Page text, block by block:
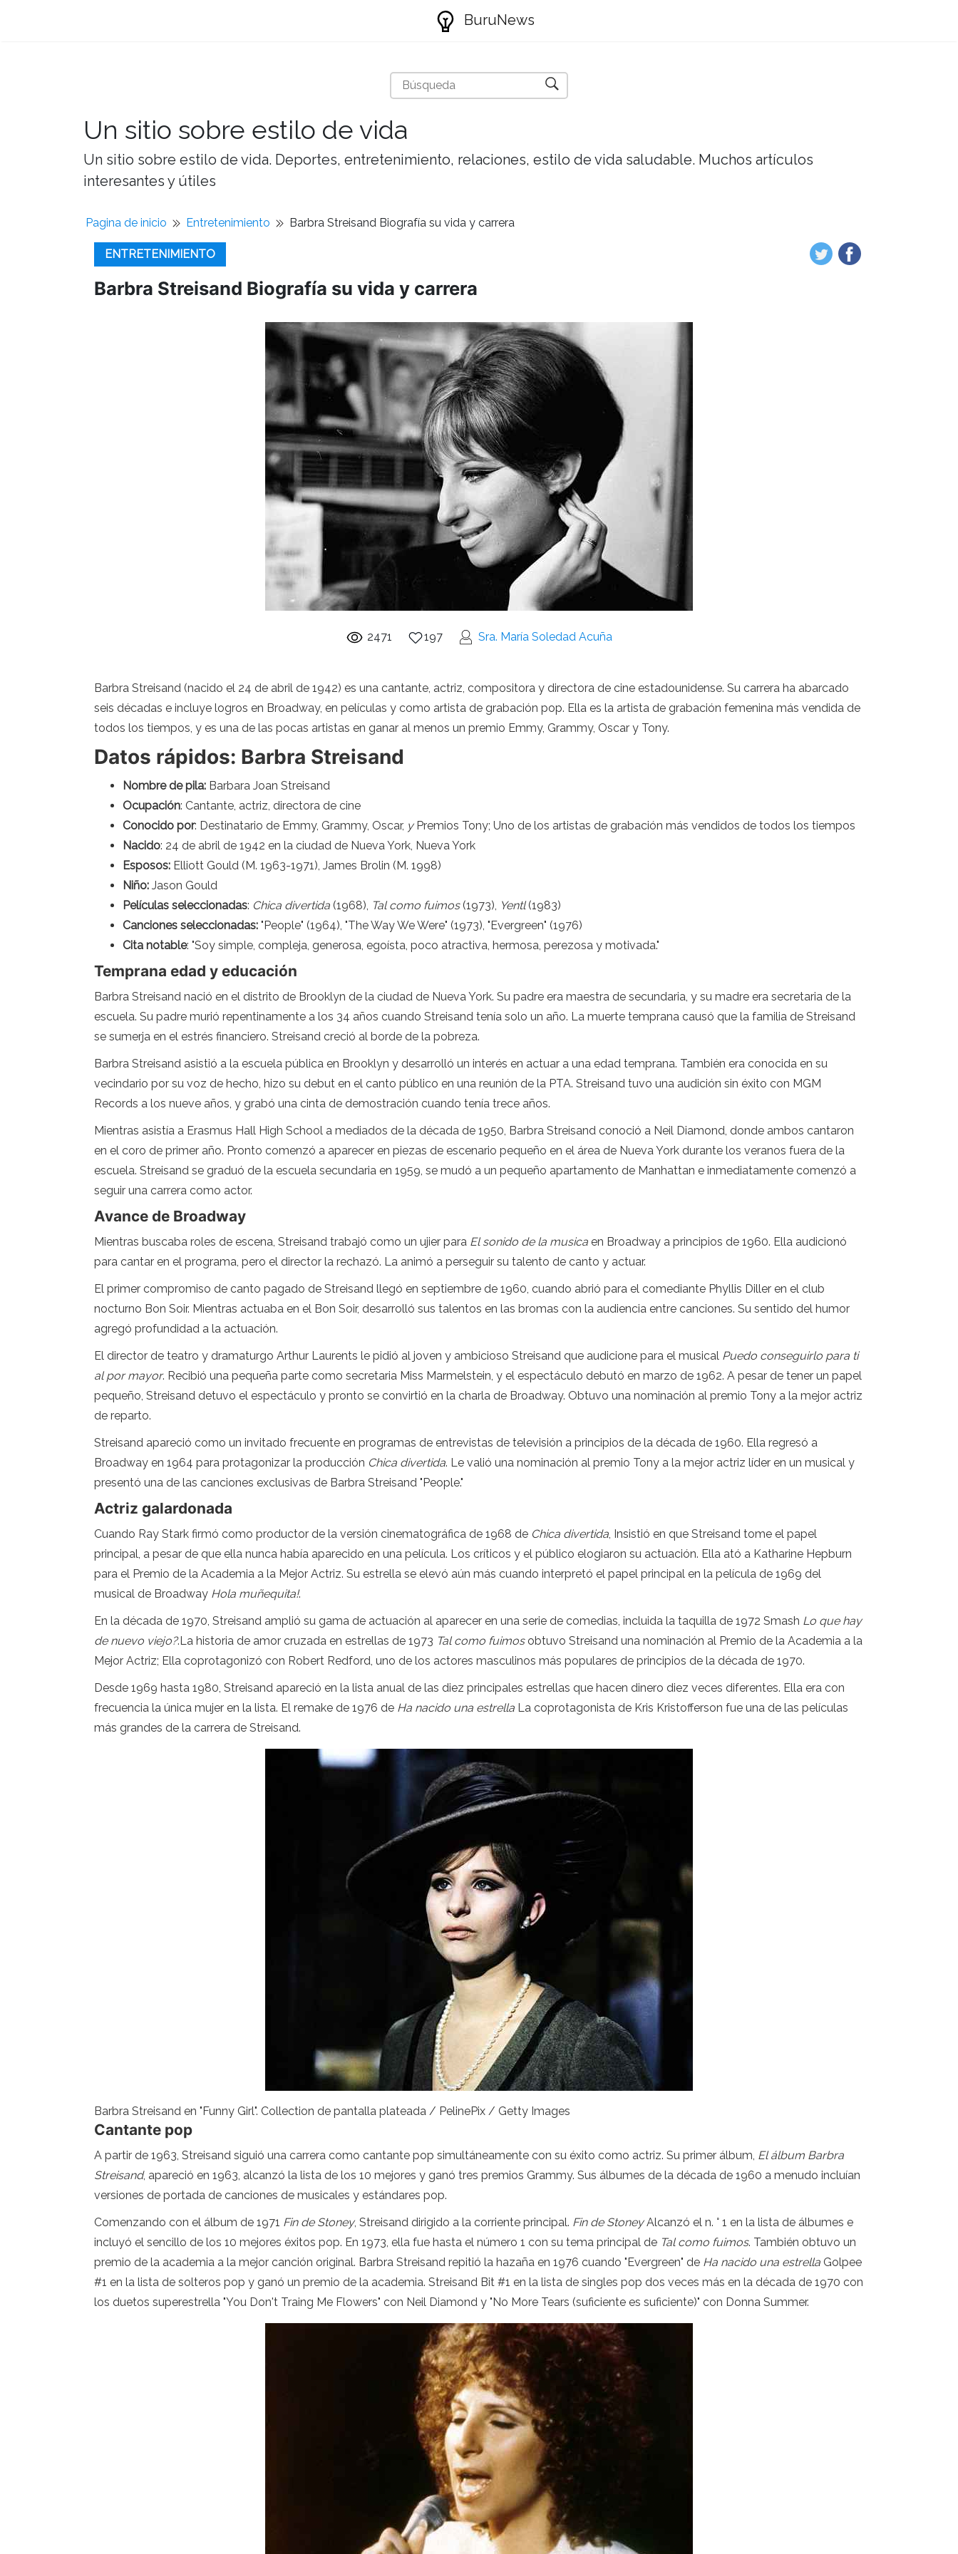
BuruNews
Un sitio sobre estilo de vida
Un sitio sobre estilo de vida. Deportes, entretenimiento, relaciones, estilo de vida saludable. Muchos artículos
interesantes y útiles
Pagina de inicio Entretenimiento Barbra Streisand Biografía su vida y carrera
ENTRETENIMIENTO
Barbra Streisand Biografía su vida y carrera
2471 197 Sra. María Soledad Acuña
Barbra Streisand (nacido el 24 de abril de 1942) es una cantante, actriz, compositora y directora de cine estadounidense. Su carrera ha abarcado
seis décadas e incluye logros en Broadway, en películas y como artista de grabación pop. Ella es la artista de grabación femenina más vendida de
todos los tiempos, y es una de las pocas artistas en ganar al menos un premio Emmy, Grammy, Oscar y Tony.
Datos rápidos: Barbra Streisand
Nombre de pila: Barbara Joan Streisand
Ocupación: Cantante, actriz, directora de cine
Conocido por: Destinatario de Emmy, Grammy, Oscar, yPremios Tony; Uno de los artistas de grabación más vendidos de todos los tiempos
Nacido: 24 de abril de 1942 en la ciudad de Nueva York, Nueva York
Esposos: Elliott Gould (M. 1963-1971), James Brolin (M. 1998)
Niño: Jason Gould
Películas seleccionadas: Chica divertida (1968), Tal como fuimos(1973), Yentl(1983)
Canciones seleccionadas: "People" (1964), "The Way We Were" (1973), "Evergreen" (1976)
Cita notable: "Soy simple, compleja, generosa, egoísta, poco atractiva, hermosa, perezosa y motivada."
Temprana edad y educación
Barbra Streisand nació en el distrito de Brooklyn de la ciudad de Nueva York. Su padre era maestra de secundaria, y su madre era secretaria de la
escuela. Su padre murió repentinamente a los 34 años cuando Streisand tenía solo un año. La muerte temprana causó que la familia de Streisand
se sumerja en el estrés financiero. Streisand creció al borde de la pobreza.
Barbra Streisand asistió a la escuela pública en Brooklyn y desarrolló un interés en actuar a una edad temprana. También era conocida en su
vecindario por su voz de hecho, hizo su debut en el canto público en una reunión de la PTA. Streisand tuvo una audición sin éxito con MGM
Records a los nueve años, y grabó una cinta de demostración cuando tenía trece años.
Mientras asistía a Erasmus Hall High School a mediados de la década de 1950, Barbra Streisand conoció a Neil Diamond, donde ambos cantaron
en el coro de primer año. Pronto comenzó a aparecer en piezas de escenario pequeño en el área de Nueva York durante los veranos fuera de la
escuela. Streisand se graduó de la escuela secundaria en 1959, se mudó a un pequeño apartamento de Manhattan e inmediatamente comenzó a
seguir una carrera como actor.
Avance de Broadway
Mientras buscaba roles de escena, Streisand trabajó como un ujier para El sonido de la musica en Broadway a principios de 1960. Ella audicionó
para cantar en el programa, pero el director la rechazó. La animó a perseguir su talento de canto y actuar.
El primer compromiso de canto pagado de Streisand llegó en septiembre de 1960, cuando abrió para el comediante Phyllis Diller en el club
nocturno Bon Soir. Mientras actuaba en el Bon Soir, desarrolló sus talentos en las bromas con la audiencia entre canciones. Su sentido del humor
agregó profundidad a la actuación.
El director de teatro y dramaturgo Arthur Laurents le pidió al joven y ambicioso Streisand que audicione para el musical Puedo conseguirlo para ti
al por mayor. Recibió una pequeña parte como secretaria Miss Marmelstein, y el espectáculo debutó en marzo de 1962. A pesar de tener un papel
pequeño, Streisand detuvo el espectáculo y pronto se convirtió en la charla de Broadway. Obtuvo una nominación al premio Tony a la mejor actriz
de reparto.
Streisand apareció como un invitado frecuente en programas de entrevistas de televisión a principios de la década de 1960. Ella regresó a
Broadway en 1964 para protagonizar la producción Chica divertida. Le valió una nominación al premio Tony a la mejor actriz líder en un musical y
presentó una de las canciones exclusivas de Barbra Streisand "People."
Actriz galardonada
Cuando Ray Stark firmó como productor de la versión cinematográfica de 1968 de Chica divertida, Insistió en que Streisand tome el papel
principal, a pesar de que ella nunca había aparecido en una película. Los críticos y el público elogiaron su actuación. Ella ató a Katharine Hepburn
para el Premio de la Academia a la Mejor Actriz. Su estrella se elevó aún más cuando interpretó el papel principal en la película de 1969 del
musical de Broadway Hola muñequita!.
En la década de 1970, Streisand amplió su gama de actuación al aparecer en una serie de comedias, incluida la taquilla de 1972 Smash Lo que hay
de nuevo viejo?.La historia de amor cruzada en estrellas de 1973 Tal como fuimosobtuvo Streisand una nominación al Premio de la Academia a la
Mejor Actriz; Ella coprotagonizó con Robert Redford, uno de los actores masculinos más populares de principios de la década de 1970.
Desde 1969 hasta 1980, Streisand apareció en la lista anual de las diez principales estrellas que hacen dinero diez veces diferentes. Ella era con
frecuencia la única mujer en la lista. El remake de 1976 de Ha nacido una estrella La coprotagonista de Kris Kristofferson fue una de las películas
más grandes de la carrera de Streisand.
Barbra Streisand en "Funny Girl". Collection de pantalla plateada / PelinePix / Getty Images
Cantante pop
A partir de 1963, Streisand siguió una carrera como cantante pop simultáneamente con su éxito como actriz. Su primer álbum, El álbum Barbra
Streisand, apareció en 1963, alcanzó la lista de los 10 mejores y ganó tres premios Grammy. Sus álbumes de la década de 1960 a menudo incluían
versiones de portada de canciones de musicales y estándares pop.
Comenzando con el álbum de 1971 Fin de Stoney, Streisand dirigido a la corriente principal. Fin de StoneyAlcanzó el n. ° 1 en la lista de álbumes e
incluyó el sencillo de los 10 mejores éxitos pop. En 1973, ella fue hasta el número 1 con su tema principal de Tal como fuimos. También obtuvo un
premio de la academia a la mejor canción original. Barbra Streisand repitió la hazaña en 1976 cuando "Evergreen" de Ha nacido una estrella Golpee
#1 en la lista de solteros pop y ganó un premio de la academia. Streisand Bit #1 en la lista de singles pop dos veces más en la década de 1970 con
los duetos superestrella "You Don't Traing Me Flowers" con Neil Diamond y "No More Tears (suficiente es suficiente)" con Donna Summer.